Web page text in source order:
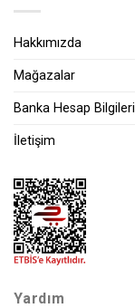
Hakkımızda
Mağazalar
Banka Hesap Bilgileri
İletişim
Yardım